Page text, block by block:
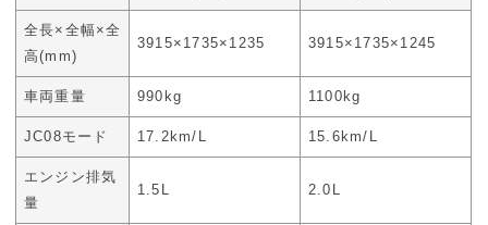
全長×全幅×全
高(mm)
3915×1735×1235 3915×1735×1245
車両重量 990kg 1100kg
JC08モード 17.2km/L 15.6km/L
エンジン排気
量
1.5L 2.0L